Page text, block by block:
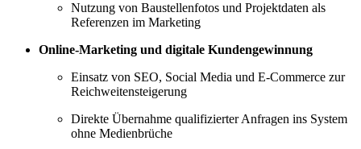
Nutzung von Baustellenfotos und Projektdaten als
Referenzen im Marketing
Online-Marketing und digitale Kundengewinnung
Einsatz von SEO, Social Media und E-Commerce zur
Reichweitensteigerung
Direkte Übernahme qualifizierter Anfragen ins System
ohne Medienbrüche